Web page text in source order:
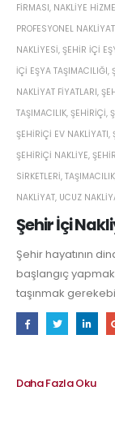
Şehir İçi
FIRMASI, NAKLIYE
PROFESYONEL
NAKLIYESI, ŞEHIR IÇI
IÇI EŞYA TAŞIMACILIĞI,
NAKLIYAT FIYATLARI,
TAŞIMACILIK, ŞEHIRIÇI,
ŞEHIRIÇI EV NAKLIYATI,
ŞEHIRIÇI NAKLIYE,
SIRKETLERI, TAŞIMACILIK
NAKLIYAT, UCUZ
Şehir hayatının
başlangıç
taşınmak
Daha Fazla Oku